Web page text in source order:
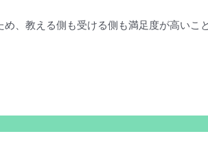
、教える側も受ける側も満足度が高いこ